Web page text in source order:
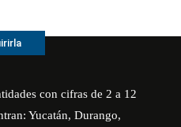
con cifras de 2 a 12
Yucatán, Durango,